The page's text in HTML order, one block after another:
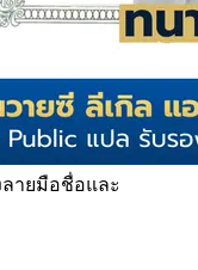
ายมือชื่อและ